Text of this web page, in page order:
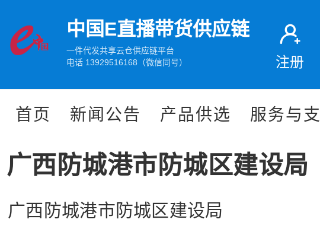
中国E直播带货供应链
一件代发共享云仓供应链平台
电话 13929516168（微信同号）
注册
首页 新闻公告 产品供选 服务与支
广西防城港市防城区建设局
广西防城港市防城区建设局